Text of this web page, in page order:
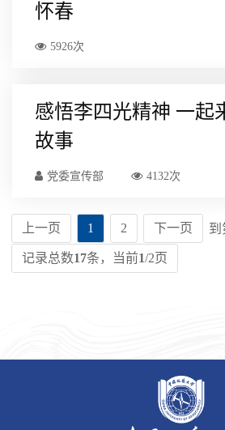
怀春
5926次
感悟李四光精神 一起
故事
党委宣传部 4132次
上一页 1 2 下一页 到
记录总数17条，当前1/2页